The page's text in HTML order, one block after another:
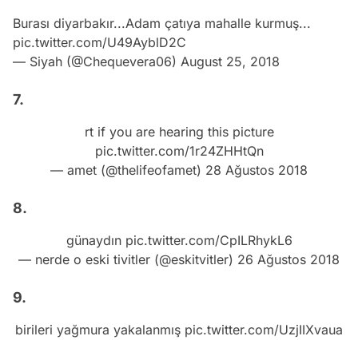
Burası diyarbakır...Adam çatıya mahalle kurmuş...
pic.twitter.com/U49AyblD2C
— Siyah (@Chequevera06) August 25, 2018
7.
rt if you are hearing this picture
pic.twitter.com/1r24ZHHtQn
— amet (@thelifeofamet) 28 Ağustos 2018
8.
günaydın pic.twitter.com/CpILRhykL6
— nerde o eski tivitler (@eskitvitler) 26 Ağustos 2018
9.
birileri yağmura yakalanmış pic.twitter.com/UzjIIXvaua